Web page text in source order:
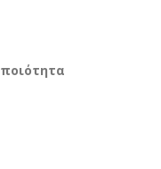
ποιότητα